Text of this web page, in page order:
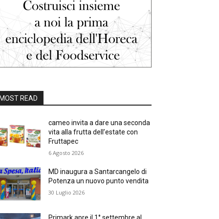
READ
cameo invita a dare una seconda
vita alla frutta dell’estate con
Fruttapec
6 Agosto 2026
MD inaugura a Santarcangelo di
Potenza un nuovo punto vendita
30 Luglio 2026